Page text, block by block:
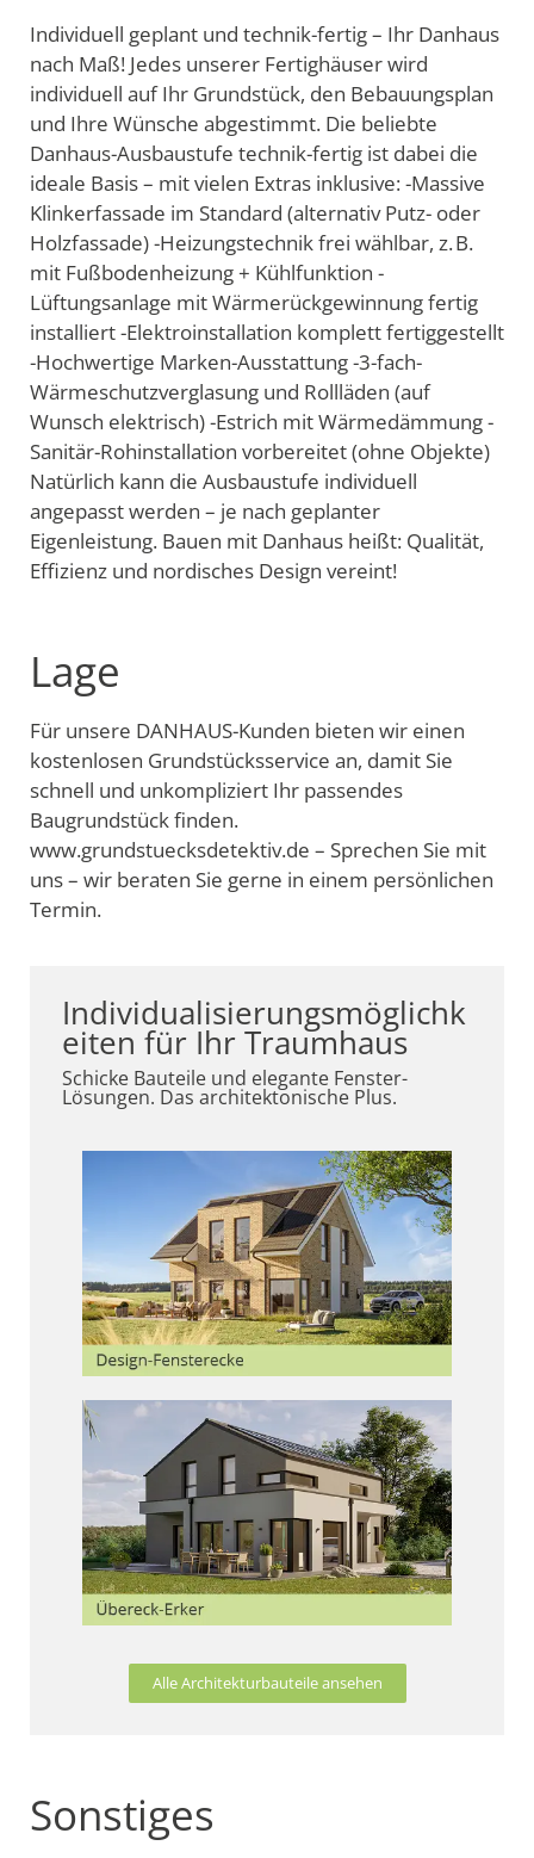
Individuell geplant und technik-fertig – Ihr Danhaus
nach Maß! Jedes unserer Fertighäuser wird
individuell auf Ihr Grundstück, den Bebauungsplan
und Ihre Wünsche abgestimmt. Die beliebte
Danhaus-Ausbaustufe technik-fertig ist dabei die
ideale Basis – mit vielen Extras inklusive: -Massive
Klinkerfassade im Standard (alternativ Putz- oder
Holzfassade) -Heizungstechnik frei wählbar, z. B.
mit Fußbodenheizung + Kühlfunktion -
Lüftungsanlage mit Wärmerückgewinnung fertig
installiert -Elektroinstallation komplett fertiggestellt
-Hochwertige Marken-Ausstattung -3-fach-
Wärmeschutzverglasung und Rollläden (auf
Wunsch elektrisch) -Estrich mit Wärmedämmung -
Sanitär-Rohinstallation vorbereitet (ohne Objekte)
Natürlich kann die Ausbaustufe individuell
angepasst werden – je nach geplanter
Eigenleistung. Bauen mit Danhaus heißt: Qualität,
Effizienz und nordisches Design vereint!
Lage
Für unsere DANHAUS-Kunden bieten wir einen
kostenlosen Grundstücksservice an, damit Sie
schnell und unkompliziert Ihr passendes
Baugrundstück finden.
www.grundstuecksdetektiv.de – Sprechen Sie mit
uns – wir beraten Sie gerne in einem persönlichen
Termin.
Individualisierungsmöglichk
eiten für Ihr Traumhaus
Schicke Bauteile und elegante Fenster-
Lösungen. Das architektonische Plus.
Alle Architekturbauteile ansehen
Sonstiges